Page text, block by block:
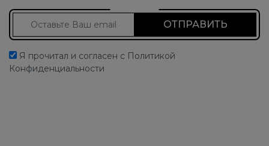
Я прочитал и согласен с Политикой
Конфиденциальности